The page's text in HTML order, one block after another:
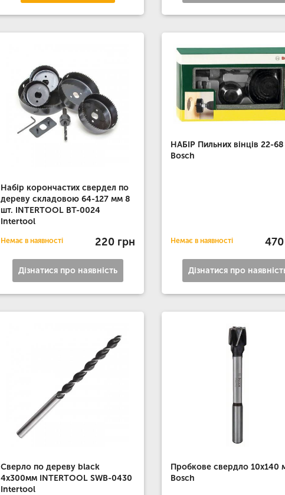
Набір корончастих свердел по
дереву складовою 64-127 мм 8
шт. INTERTOOL BT-0024
Intertool
Немає в наявності 220 грн
Дізнатися про наявність
НАБІР Пильних вінців 22-68
Bosch
Немає в наявності
Дізнатися про
Сверло по дереву black
4x300мм INTERTOOL SWB-0430
Intertool
Пробкове свердло 10x140
Bosch